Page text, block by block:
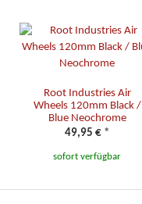
Root Industries Air
Wheels 120mm Black /
Blue Neochrome
49,95 € *
sofort verfügbar